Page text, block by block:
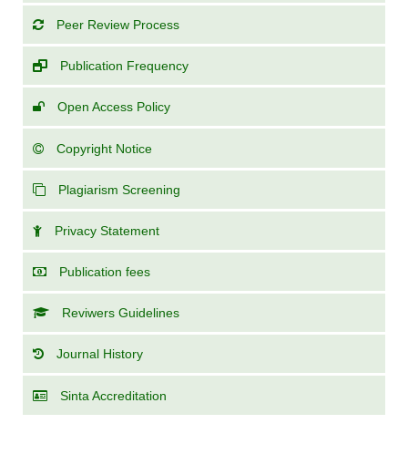
Peer Review Process
Publication Frequency
Open Access Policy
Copyright Notice
Plagiarism Screening
Privacy Statement
Publication fees
Reviwers Guidelines
Journal History
Sinta Accreditation